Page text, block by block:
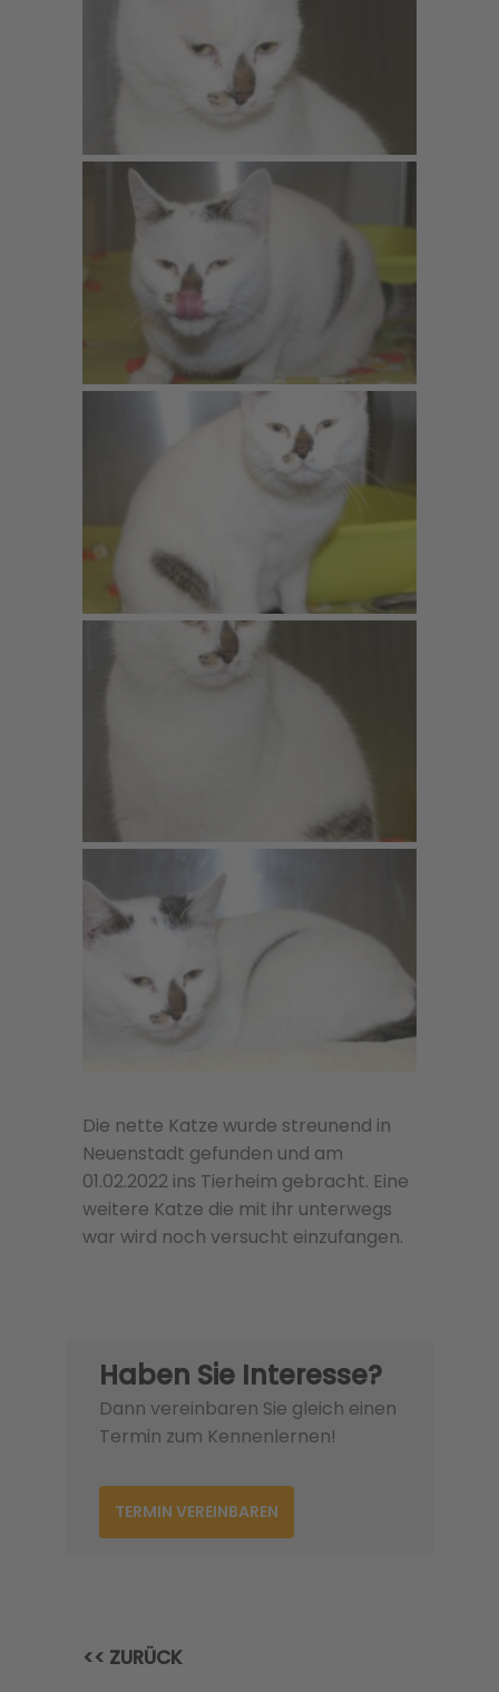
Die nette Katze wurde streunend in
Neuenstadt gefunden und am
01.02.2022 ins Tierheim gebracht. Eine
weitere Katze die mit ihr unterwegs
war wird noch versucht einzufangen.
Haben Sie Interesse?
Dann vereinbaren Sie gleich einen
Termin zum Kennenlernen!
TERMIN VEREINBAREN
<< ZURÜCK